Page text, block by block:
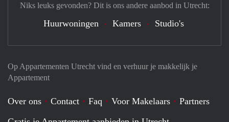
Op Appartementen Utrecht vind en verhuur je makkelijk je
Appartement
Over ons Contact Faq Voor Makelaars
Partners
Niks leuks gevonden? Dit is ons andere aanbod in Utrecht:
Huurwoningen Kamers Studio's